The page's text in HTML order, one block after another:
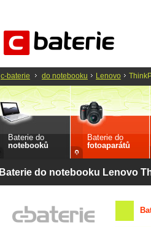
Baterie do
notebooků
Baterie do
fotoaparátů
Baterie do notebooku Lenovo
c-baterie do notebooku Lenovo